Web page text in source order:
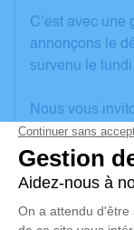
C’est avec une
annonçons le
survenu le
Nous vous
vos
une anecdote
poèmes ou des
d'expression
Bernadette